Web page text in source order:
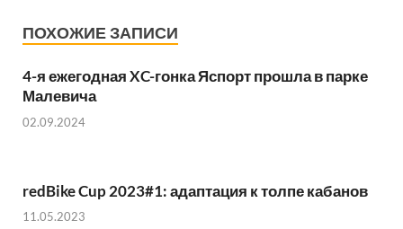
ПОХОЖИЕ ЗАПИСИ
4-я ежегодная XC-гонка Яспорт прошла в парке
Малевича
02.09.2024
redBike Cup 2023#1: адаптация к толпе кабанов
11.05.2023